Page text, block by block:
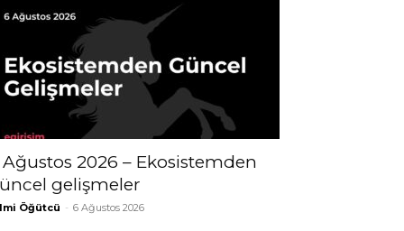
2026 – Ekosistemden
gelişmeler
Öğütcü - 6 Ağustos 2026